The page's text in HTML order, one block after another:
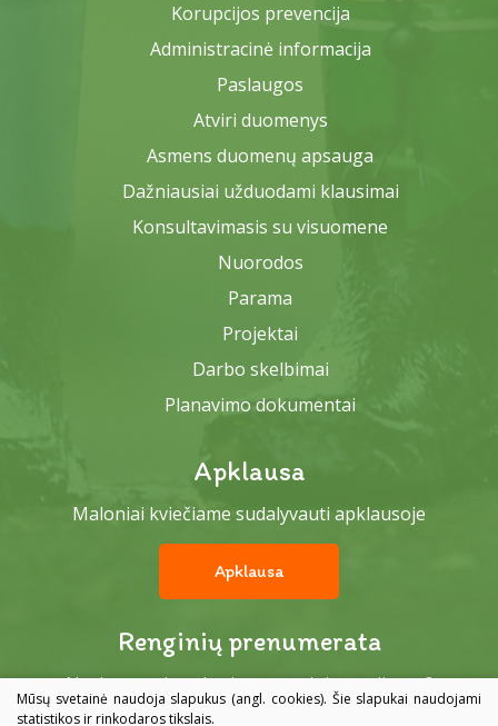
Korupcijos prevencija
Administracinė informacija
Paslaugos
Atviri duomenys
Asmens duomenų apsauga
Dažniausiai užduodami klausimai
Konsultavimasis su visuomene
Nuorodos
Parama
Projektai
Darbo skelbimai
Planavimo dokumentai
Apklausa
Maloniai kviečiame sudalyvauti apklausoje
Apklausa
Renginių prenumerata
Norite gauti paskutines renginių naujienas?
Mūsų svetainė naudoja slapukus (angl. cookies). Šie slapukai naudojami
statistikos ir rinkodaros tikslais.